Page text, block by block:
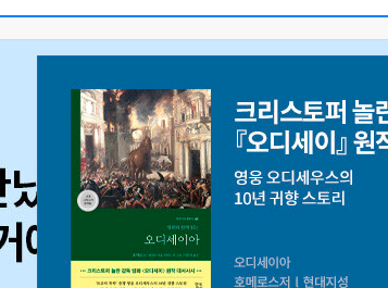
독서유형검사